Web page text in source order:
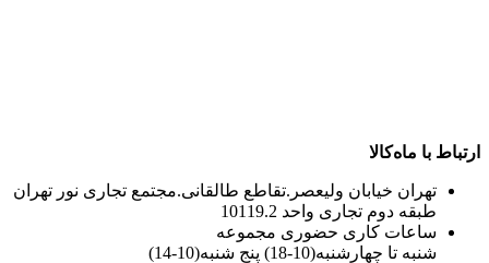
ارتباط با ماه‌کالا
تهران خیابان ولیعصر.تقاطع طالقانی.مجتمع تجاری نور تهران
طبقه دوم تجاری واحد 10119.2
ساعات کاری حضوری مجموعه
شنبه تا چهارشنبه(10-18) پنج شنبه(10-14)